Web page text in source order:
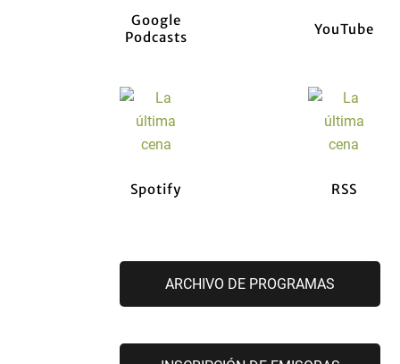
Google
Podcasts
YouTube
Spotify RSS
ARCHIVO DE PROGRAMAS